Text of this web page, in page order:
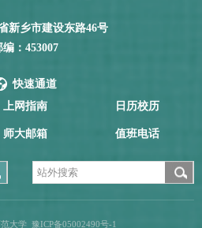
新乡市建设东路46号
编：453007
快速通道
上网指南 日历校历
师大邮箱 值班电话
大学 豫ICP备05002490号-1